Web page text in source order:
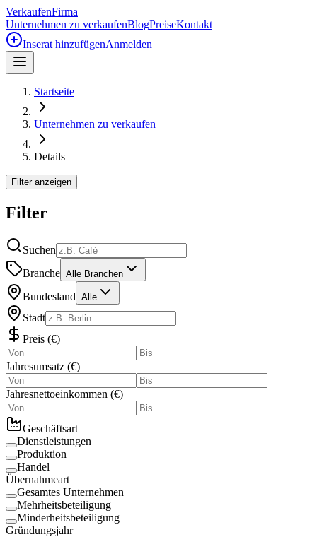
VerkaufenFirma
Unternehmen zu verkaufenBlogPreiseKontakt
Inserat hinzufügenAnmelden
Startseite
Unternehmen zu verkaufen
Details
Filter anzeigen
Filter
Suchen
Branche Alle Branchen
Bundesland Alle
Stadt
Preis (€)
Jahresumsatz (€)
Jahresnettoeinkommen (€)
Geschäftsart
Dienstleistungen
Produktion
Handel
Übernahmeart
Gesamtes Unternehmen
Mehrheitsbeteiligung
Minderheitsbeteiligung
Gründungsjahr